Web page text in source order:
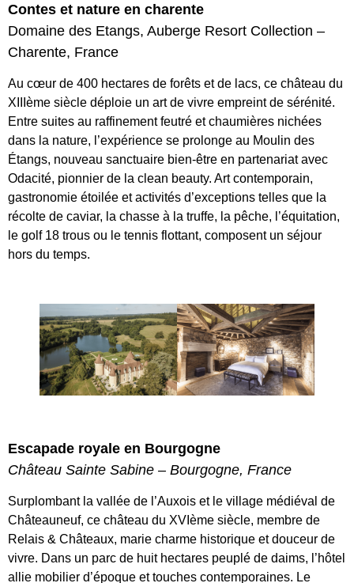
Contes et nature en charente
Domaine des Etangs, Auberge Resort Collection –
Charente, France
Au cœur de 400 hectares de forêts et de lacs, ce château du
XIIIème siècle déploie un art de vivre empreint de sérénité.
Entre suites au raffinement feutré et chaumières nichées
dans la nature, l’expérience se prolonge au Moulin des
Étangs, nouveau sanctuaire bien-être en partenariat avec
Odacité, pionnier de la clean beauty. Art contemporain,
gastronomie étoilée et activités d’exceptions telles que la
récolte de caviar, la chasse à la truffe, la pêche, l’équitation,
le golf 18 trous ou le tennis flottant, composent un séjour
hors du temps.
Escapade royale en Bourgogne
Château Sainte Sabine – Bourgogne, France
Surplombant la vallée de l’Auxois et le village médiéval de
Châteauneuf, ce château du XVIème siècle, membre de
Relais & Châteaux, marie charme historique et douceur de
vivre. Dans un parc de huit hectares peuplé de daims, l’hôtel
allie mobilier d’époque et touches contemporaines. Le